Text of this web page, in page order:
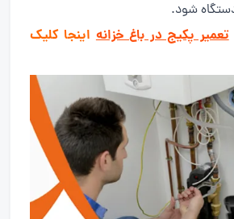
شود.
تعمیر پکیج در باغ خزانهاینجا کلیک